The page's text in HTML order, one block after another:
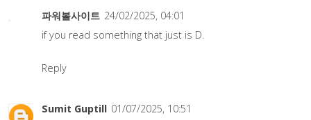
파워볼사이트 24/02/2025, 04:01
if you read something that just is D.
Reply
Sumit Guptill 01/07/2025, 10:51